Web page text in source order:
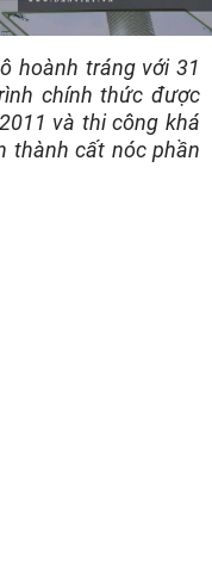
hoành tráng với 31
chính thức được
và thi công khá
thành cất nóc phần